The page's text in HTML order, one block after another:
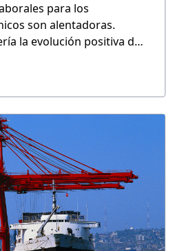
para los
son alentadoras.
la evolución positiva del
de los
y los requerimientos de